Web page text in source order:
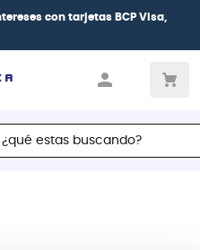
con tarjetas BCP Visa,
buscando?